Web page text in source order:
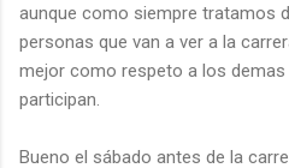
aunque como siempre tratamos
personas que van a ver a la
mejor como respeto a los
participan.
Bueno el sábado antes de la